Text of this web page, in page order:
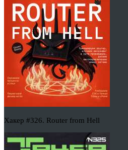
Хакер #326. Router from Hell